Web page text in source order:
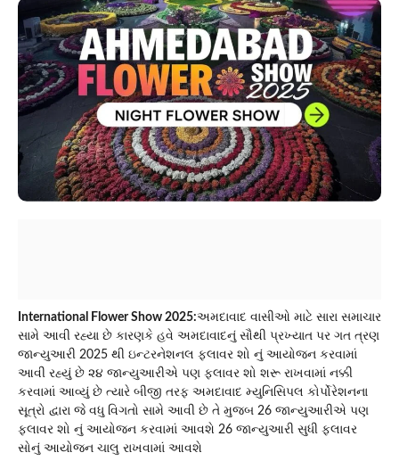
International Flower Show 2025:અમદાવાદ વાસીઓ માટે સારા સમાચાર
સામે આવી રહ્યા છે કારણકે હવે અમદાવાદનું સૌથી પ્રખ્યાત પર ગત ત્રણ
જાન્યુઆરી 2025 થી ઇન્ટરનેશનલ ફ્લાવર શો નું આયોજન કરવામાં
આવી રહ્યું છે ૨૪ જાન્યુઆરીએ પણ ફ્લાવર શો શરૂ રાખવામાં નક્કી
કરવામાં આવ્યું છે ત્યારે બીજી તરફ અમદાવાદ મ્યુનિસિપલ કોર્પોરેશનના
સૂત્રો દ્વારા જે વધુ વિગતો સામે આવી છે તે મુજબ 26 જાન્યુઆરીએ પણ
ફ્લાવર શો નું આયોજન કરવામાં આવશે 26 જાન્યુઆરી સુધી ફ્લાવર
સોનું આયોજન ચાલુ રાખવામાં આવશે